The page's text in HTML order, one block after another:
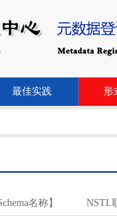
最佳实践 形
名称】 NSTL